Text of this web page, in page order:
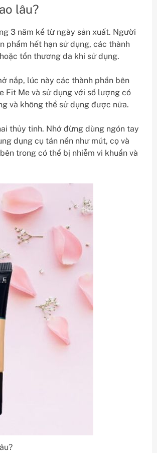
lâu?
3 năm kể từ ngày sản xuất. Người
phẩm hết hạn sử dụng, các thành
tổn thương da khi sử dụng.
nắp, lúc này các thành phần bên
Fit Me và sử dụng với số lượng có
và không thể sử dụng được nữa.
thủy tinh. Nhớ đừng dùng ngón tay
dụng cụ tán nền như mút, cọ và
trong có thể bị nhiễm vi khuẩn và